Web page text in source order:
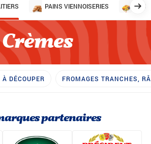
PAINS VIENNOISERIES
Crèmes
À DÉCOUPER FROMAGES TRANCHES,
partenaires